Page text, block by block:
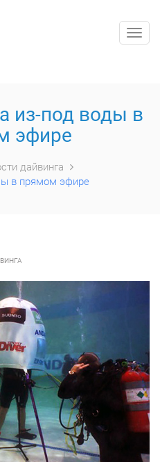
из-под воды в
эфире
дайвинга
в прямом эфире